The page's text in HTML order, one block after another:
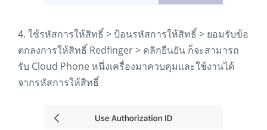
4. ใช้รหัสการให้สิทธิ์ > ป้อนรหัสการให้สิทธิ์ > ยอมรับข้อ
ตกลงการให้สิทธิ์ Redfinger > คลิกยืนยัน ก็จะสามารถ
รับ Cloud Phone หนึ่งเครื่องมาควบคุมและใช้งานได้
จากรหัสการให้สิทธิ์